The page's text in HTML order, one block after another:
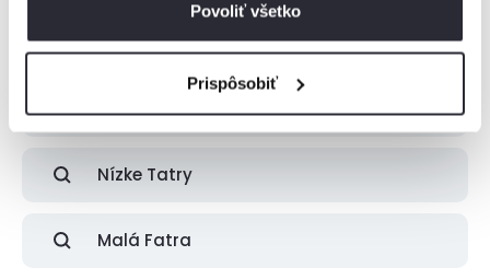
Povoliť všetko
Prispôsobiť
Vysoké Tatry
Nízke Tatry
Malá Fatra